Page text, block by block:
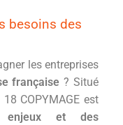
besoins des
les entreprises
française ? Situé
COPYMAGE est
enjeux et des